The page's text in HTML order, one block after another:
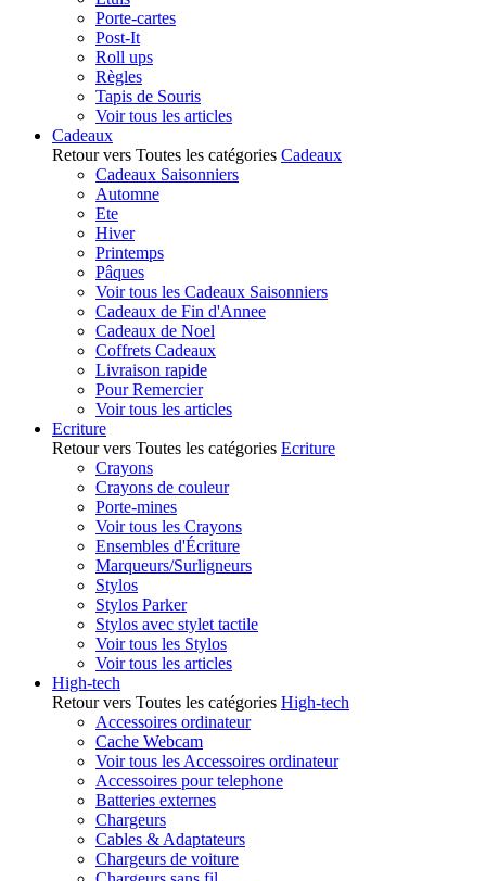
Porte-cartes
Post-It
Roll ups
Règles
Tapis de Souris
Voir tous les articles
Cadeaux
Retour vers Toutes les catégories Cadeaux
Cadeaux Saisonniers
Automne
Ete
Hiver
Printemps
Pâques
Voir tous les Cadeaux Saisonniers
Cadeaux de Fin d'Annee
Cadeaux de Noel
Coffrets Cadeaux
Livraison rapide
Pour Remercier
Voir tous les articles
Ecriture
Retour vers Toutes les catégories Ecriture
Crayons
Crayons de couleur
Porte-mines
Voir tous les Crayons
Ensembles d'Écriture
Marqueurs/Surligneurs
Stylos
Stylos Parker
Stylos avec stylet tactile
Voir tous les Stylos
Voir tous les articles
High-tech
Retour vers Toutes les catégories High-tech
Accessoires ordinateur
Cache Webcam
Voir tous les Accessoires ordinateur
Accessoires pour telephone
Batteries externes
Chargeurs
Cables & Adaptateurs
Chargeurs de voiture